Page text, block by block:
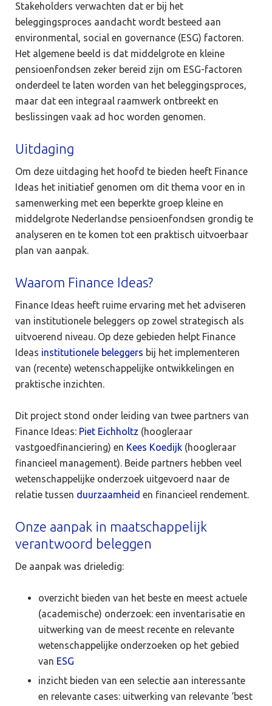
Stakeholders verwachten dat er bij het
beleggingsproces aandacht wordt besteed aan
environmental, social en governance (ESG) factoren.
Het algemene beeld is dat middelgrote en kleine
pensioenfondsen zeker bereid zijn om ESG-factoren
onderdeel te laten worden van het beleggingsproces,
maar dat een integraal raamwerk ontbreekt en
beslissingen vaak ad hoc worden genomen.
Uitdaging
Om deze uitdaging het hoofd te bieden heeft Finance
Ideas het initiatief genomen om dit thema voor en in
samenwerking met een beperkte groep kleine en
middelgrote Nederlandse pensioenfondsen grondig te
analyseren en te komen tot een praktisch uitvoerbaar
plan van aanpak.
Waarom Finance Ideas?
Finance Ideas heeft ruime ervaring met het adviseren
van institutionele beleggers op zowel strategisch als
uitvoerend niveau. Op deze gebieden helpt Finance
Ideas institutionele beleggers bij het implementeren
van (recente) wetenschappelijke ontwikkelingen en
praktische inzichten.
Dit project stond onder leiding van twee partners van
Finance Ideas: Piet Eichholtz (hoogleraar
vastgoedfinanciering) en Kees Koedijk (hoogleraar
financieel management). Beide partners hebben veel
wetenschappelijke onderzoek uitgevoerd naar de
relatie tussen duurzaamheid en financieel rendement.
Onze aanpak in maatschappelijk
verantwoord beleggen
De aanpak was drieledig:
overzicht bieden van het beste en meest actuele
(academische) onderzoek: een inventarisatie en
uitwerking van de meest recente en relevante
wetenschappelijke onderzoeken op het gebied
van ESG
inzicht bieden van een selectie aan interessante
en relevante cases: uitwerking van relevante ‘best